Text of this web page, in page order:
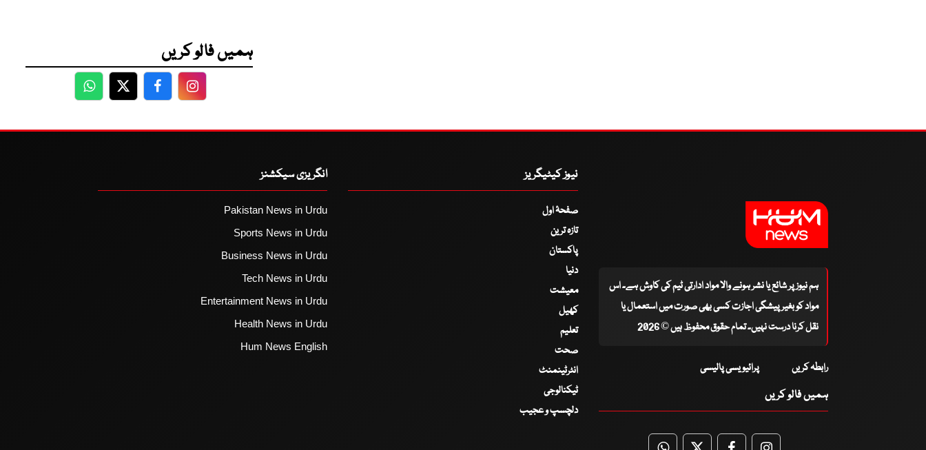
ہمیں فالو کریں
WhatsApp
TwitterFacebookFacebook
ہم نیوز پر شائع یا نشر ہونے والا مواد ادارتی ٹیم کی کاوش ہے۔ اس
مواد کو بغیر پیشگی اجازت کسی بھی صورت میں استعمال یا
نقل کرنا درست نہیں۔ تمام حقوق محفوظ ہیں © 2026
رابطہ کریں پرائیویسی پالیسی
ہمیں فالو کریں
نیوز کیٹیگریز
صفحۂ اول
تازہ ترین
پاکستان
دنیا
معیشت
کھیل
تعلیم
صحت
انٹرٹینمنٹ
ٹیکنالوجی
دلچسپ و عجیب
انگریزی سیکشنز
Pakistan News in Urdu
Sports News in Urdu
Business News in Urdu
Tech News in Urdu
Entertainment News in Urdu
Health News in Urdu
Hum News English